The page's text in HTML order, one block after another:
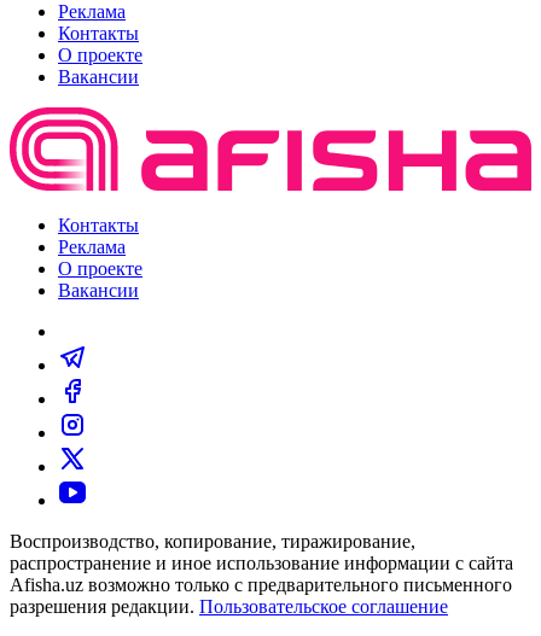
Реклама
Контакты
О проекте
Вакансии
Контакты
Реклама
О проекте
Вакансии
Воспроизводство, копирование, тиражирование,
распространение и иное использование информации с сайта
Afisha.uz возможно только с предварительного письменного
разрешения редакции. Пользовательское соглашение